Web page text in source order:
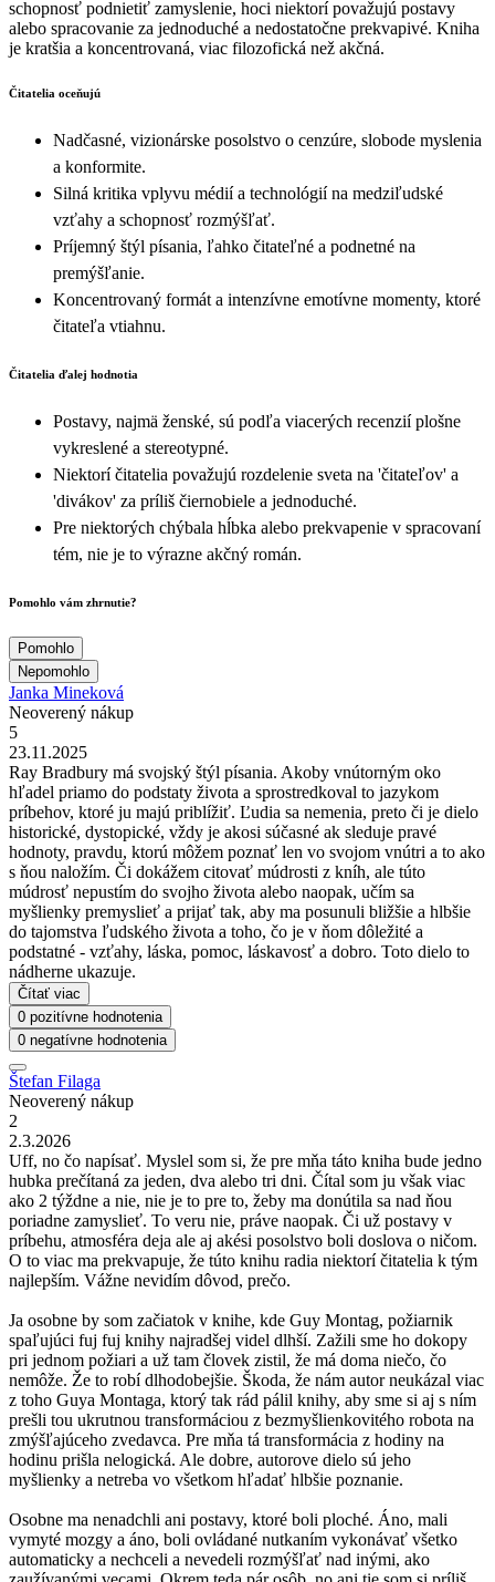
schopnosť podnietiť zamyslenie, hoci niektorí považujú postavy
alebo spracovanie za jednoduché a nedostatočne prekvapivé. Kniha
je kratšia a koncentrovaná, viac filozofická než akčná.
Čitatelia oceňujú
Nadčasné, vizionárske posolstvo o cenzúre, slobode myslenia
a konformite.
Silná kritika vplyvu médií a technológií na medziľudské
vzťahy a schopnosť rozmýšľať.
Príjemný štýl písania, ľahko čitateľné a podnetné na
premýšľanie.
Koncentrovaný formát a intenzívne emotívne momenty, ktoré
čitateľa vtiahnu.
Čitatelia ďalej hodnotia
Postavy, najmä ženské, sú podľa viacerých recenzií plošne
vykreslené a stereotypné.
Niektorí čitatelia považujú rozdelenie sveta na 'čitateľov' a
'divákov' za príliš čiernobiele a jednoduché.
Pre niektorých chýbala hĺbka alebo prekvapenie v spracovaní
tém, nie je to výrazne akčný román.
Pomohlo vám zhrnutie?
Pomohlo
Nepomohlo
Janka Mineková
Neoverený nákup
5
23.11.2025
Ray Bradbury má svojský štýl písania. Akoby vnútorným oko
hľadel priamo do podstaty života a sprostredkoval to jazykom
príbehov, ktoré ju majú priblížiť. Ľudia sa nemenia, preto či je dielo
historické, dystopické, vždy je akosi súčasné ak sleduje pravé
hodnoty, pravdu, ktorú môžem poznať len vo svojom vnútri a to ako
s ňou naložím. Či dokážem citovať múdrosti z kníh, ale túto
múdrosť nepustím do svojho života alebo naopak, učím sa
myšlienky premyslieť a prijať tak, aby ma posunuli bližšie a hlbšie
do tajomstva ľudského života a toho, čo je v ňom dôležité a
podstatné - vzťahy, láska, pomoc, láskavosť a dobro. Toto dielo to
nádherne ukazuje.
Čítať viac
0 pozitívne hodnotenia
0 negatívne hodnotenia
Štefan Filaga
Neoverený nákup
2
2.3.2026
Uff, no čo napísať. Myslel som si, že pre mňa táto kniha bude jedno
hubka prečítaná za jeden, dva alebo tri dni. Čítal som ju však viac
ako 2 týždne a nie, nie je to pre to, žeby ma donútila sa nad ňou
poriadne zamyslieť. To veru nie, práve naopak. Či už postavy v
príbehu, atmosféra deja ale aj akési posolstvo boli doslova o ničom.
O to viac ma prekvapuje, že túto knihu radia niektorí čitatelia k tým
najlepším. Vážne nevidím dôvod, prečo.
Ja osobne by som začiatok v knihe, kde Guy Montag, požiarnik
spaľujúci fuj fuj knihy najradšej videl dlhší. Zažili sme ho dokopy
pri jednom požiari a už tam človek zistil, že má doma niečo, čo
nemôže. Že to robí dlhodobejšie. Škoda, že nám autor neukázal viac
z toho Guya Montaga, ktorý tak rád pálil knihy, aby sme si aj s ním
prešli tou ukrutnou transformáciou z bezmyšlienkovitého robota na
zmýšľajúceho zvedavca. Pre mňa tá transformácia z hodiny na
hodinu prišla nelogická. Ale dobre, autorove dielo sú jeho
myšlienky a netreba vo všetkom hľadať hlbšie poznanie.
Osobne ma nenadchli ani postavy, ktoré boli ploché. Áno, mali
vymyté mozgy a áno, boli ovládané nutkaním vykonávať všetko
automaticky a nechceli a nevedeli rozmýšľať nad inými, ako